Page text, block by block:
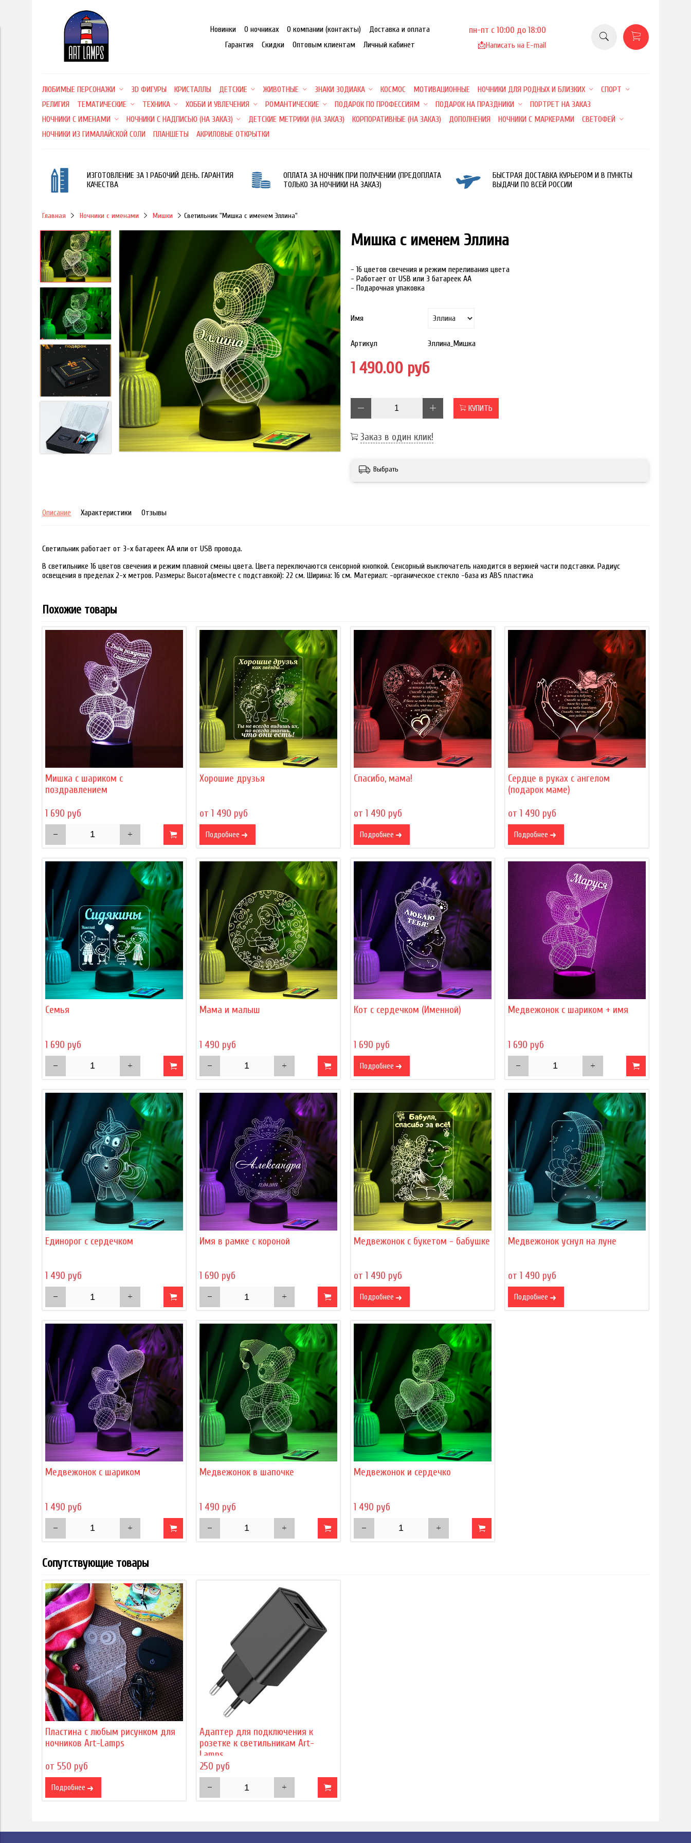
Новинки О ночниках О компании (контакты)
Доставка и оплата
Гарантия
Скидки Оптовым клиентам Личный кабинет
пн-пт с 10:00 до 18:00
📩Написать на E-mail
ЛЮБИМЫЕ ПЕРСОНАЖИ 3D ФИГУРЫ КРИСТАЛЛЫ ДЕТСКИЕ ЖИВОТНЫЕ ЗНАКИ ЗОДИАКА КОСМОС МОТИВАЦИОННЫЕ НОЧНИКИ ДЛЯ РОДНЫХ И БЛИЗКИХ
СПОРТ
РЕЛИГИЯ
ТЕМАТИЧЕСКИЕ ТЕХНИКА ХОББИ И УВЛЕЧЕНИЯ РОМАНТИЧЕСКИЕ ПОДАРОК ПО ПРОФЕССИЯМ ПОДАРОК НА ПРАЗДНИКИ
ПОРТРЕТ НА ЗАКАЗ
НОЧНИКИ С ИМЕНАМИ
НОЧНИКИ С НАДПИСЬЮ (НА ЗАКАЗ) ДЕТСКИЕ МЕТРИКИ (НА ЗАКАЗ) КОРПОРАТИВНЫЕ (НА ЗАКАЗ) ДОПОЛНЕНИЯ НОЧНИКИ С МАРКЕРАМИ
СВЕТОФЕЙ
НОЧНИКИ ИЗ ГИМАЛАЙСКОЙ СОЛИ
ПЛАНШЕТЫ АКРИЛОВЫЕ ОТКРЫТКИ
ИЗГОТОВЛЕНИЕ ЗА 1 РАБОЧИЙ ДЕНЬ. ГАРАНТИЯ
КАЧЕСТВА
ОПЛАТА ЗА НОЧНИК ПРИ ПОЛУЧЕНИИ (ПРЕДОПЛАТА
ТОЛЬКО ЗА НОЧНИКИ НА ЗАКАЗ)
БЫСТРАЯ ДОСТАВКА КУРЬЕРОМ И В ПУНКТЫ
ВЫДАЧИ ПО ВСЕЙ РОССИИ
Главная Ночники с именами Мишки Светильник "Мишка с именем Эллина"
Мишка с именем Эллина
- 16 цветов свечения и режим переливания цвета
- Работает от USB или 3 батареек АА
- Подарочная упаковка
Имя
Артикул Эллина_Мишка
1 490.00 руб
КУПИТЬ
Заказ в один клик!
Выбрать
Описание Характеристики Отзывы
Светильник работает от 3-х батареек АА или от USB провода.
В светильнике 16 цветов свечения и режим плавной смены цвета. Цвета переключаются сенсорной кнопкой. Сенсорный выключатель находится в верхней части подставки. Радиус
освещения в пределах 2-х метров. Размеры: Высота(вместе с подставкой): 22 см. Ширина: 16 см. Материал: -органическое стекло -база из ABS пластика
Похожие товары
Мишка с шариком с
поздравлением
1 690 руб
Хорошие друзья
от 1 490 руб
Подробнее
Спасибо, мама!
от 1 490 руб
Подробнее
Сердце в руках с ангелом
(подарок маме)
от 1 490 руб
Подробнее
Семья
1 690 руб
Мама и малыш
1 490 руб
Кот с сердечком (Именной)
1 690 руб
Подробнее
Медвежонок с шариком + имя
1 690 руб
Единорог с сердечком
1 490 руб
Имя в рамке с короной
1 690 руб
Медвежонок с букетом - бабушке
от 1 490 руб
Подробнее
Медвежонок уснул на луне
от 1 490 руб
Подробнее
Медвежонок с шариком
1 490 руб
Медвежонок в шапочке
1 490 руб
Медвежонок и сердечко
1 490 руб
Сопутствующие товары
Пластина с любым рисунком для
ночников Art-Lamps
от 550 руб
Подробнее
Адаптер для подключения к
розетке к светильникам Art-
Lamps
250 руб